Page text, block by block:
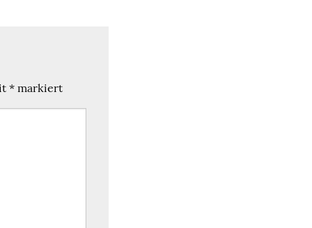
* markiert